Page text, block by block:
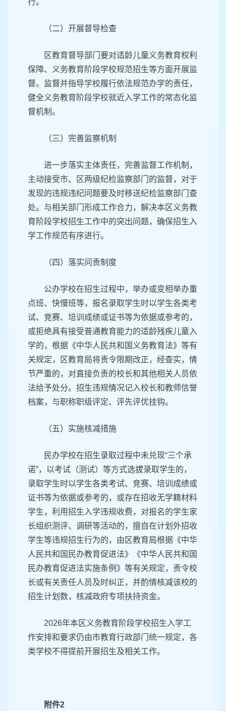
行。
（二）开展督导检查
区教育督导部门要对适龄儿童义务教育权利
保障、义务教育阶段学校规范招生等方面开展监
督。监督并指导学校履行依法规范办学的责任，
健全义务教育阶段学校就近入学工作的常态化监
督机制。
（三）完善监察机制
进一步落实主体责任，完善监督工作机制，
主动接受市、区两级纪检监察部门的监督，对于
发现的违规违纪问题要及时移送纪检监察部门查
处。与相关部门形成工作合力，解决本区义务教
育阶段学校招生工作中的突出问题，确保招生入
学工作规范有序进行。
（四）落实问责制度
公办学校在招生过程中，举办或变相举办重
点班、快慢班等，报名录取学生时以学生各类考
试、竞赛、培训成绩或证书等为依据或参考的，
或拒绝具有接受普通教育能力的适龄残疾儿童入
学的，根据《中华人民共和国义务教育法》等有
关规定，区教育局将责令限期改正，经查实，情
节严重的，对直接负责的校长和其他相关人员依
法给予处分。招生违规情况记入校长和教师信誉
档案，与职称职级评定、评先评优挂钩。
（五）实施核减措施
民办学校在招生录取过程中未兑现“三个承
诺”，以考试（测试）等方式选拔录取学生的，
录取学生时以学生各类考试、竞赛、培训成绩或
证书等为依据或参考的，或存在招收无学籍材料
学生，利用招生入学违规收费，对报名的学生家
长组织测评、调研等活动的，擅自在计划外招收
学生等违规招生行为的，由区教育局根据《中华
人民共和国民办教育促进法》《中华人民共和国
民办教育促进法实施条例》等有关规定，责令校
长或有关责任人员及时纠正，并酌情核减该校的
招生计划数，核减政府专项扶持资金。
2026年本区义务教育阶段学校招生入学工
作安排和要求仍由市教育行政部门统一规定，各
类学校不得提前开展招生及相关工作。
附件2